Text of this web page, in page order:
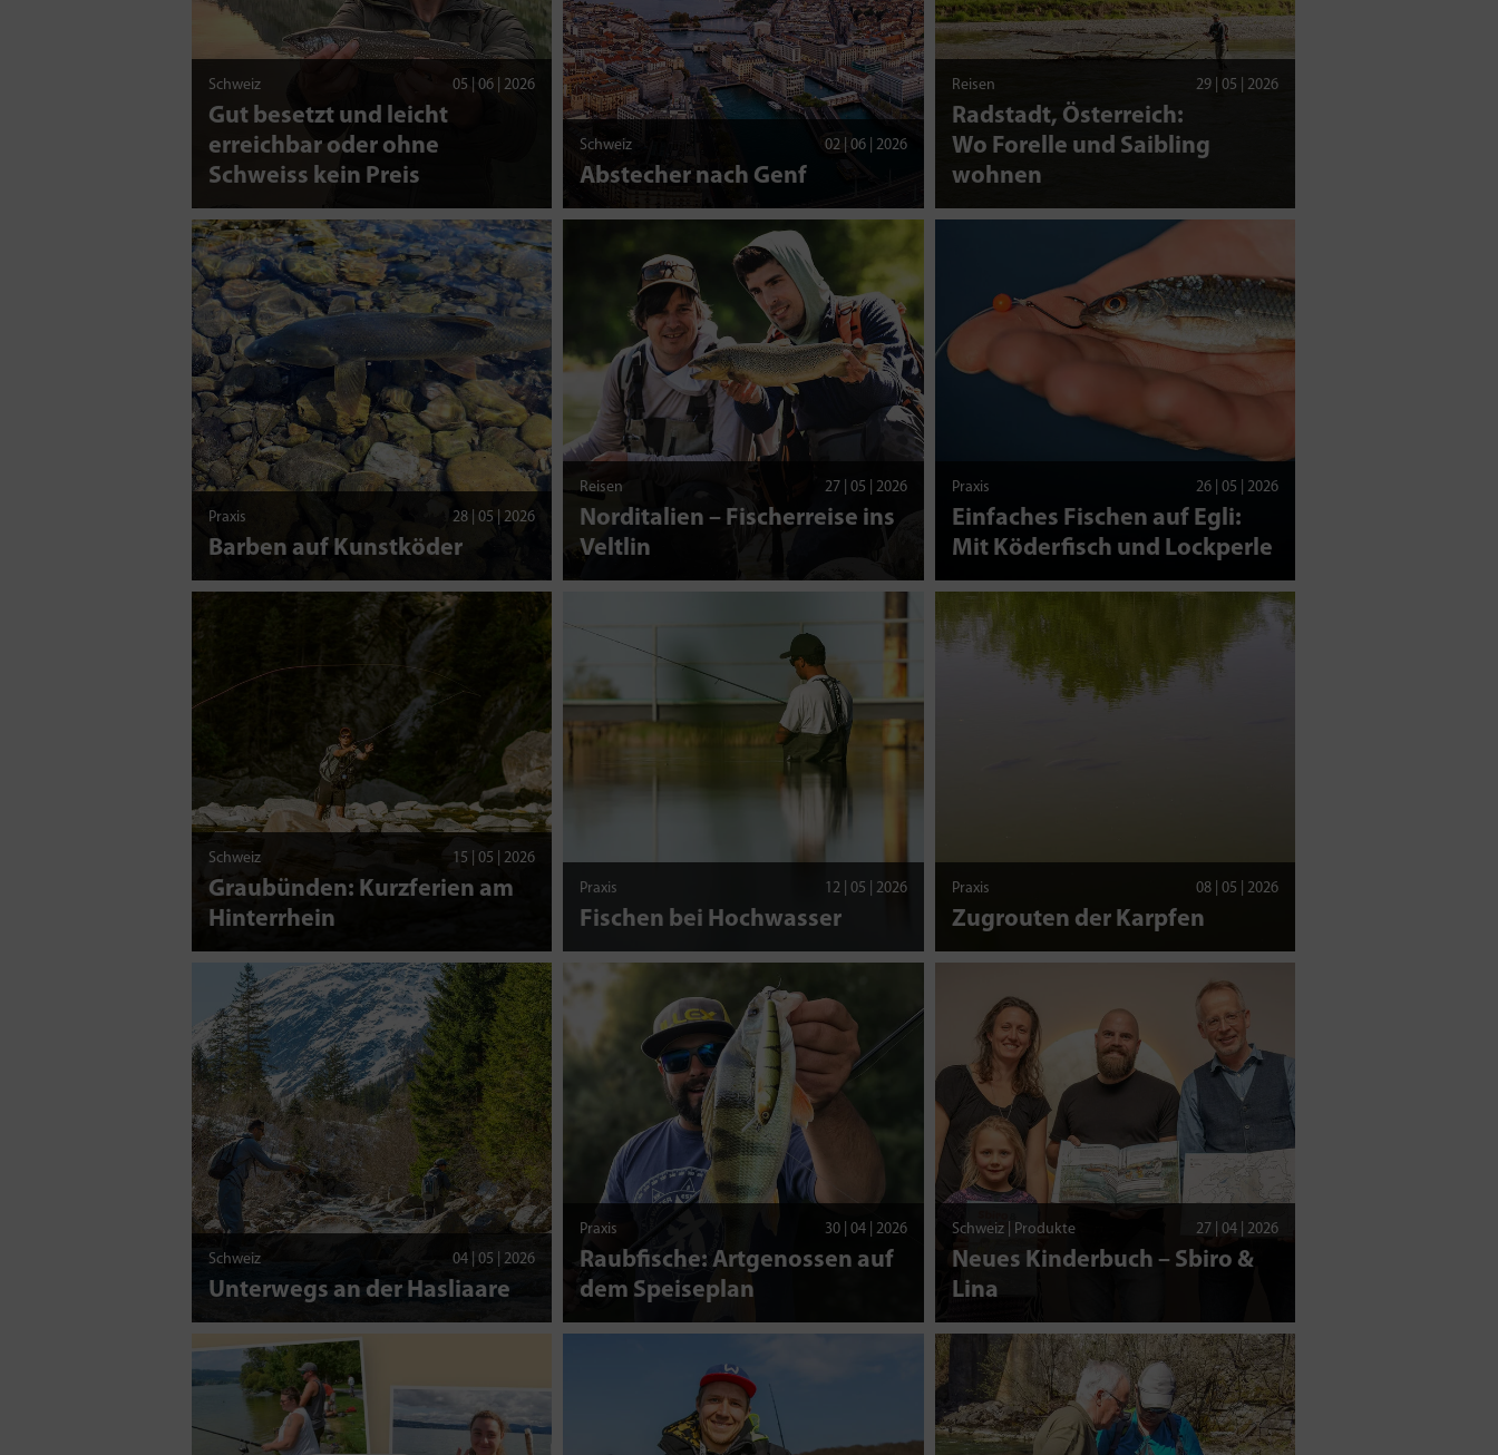
Schweiz 05 | 06 | 2026
Gut besetzt und leicht
erreichbar oder ohne
Schweiss kein Preis
Schweiz 02 | 06 | 2026
Abstecher nach Genf
Reisen 29 | 05 | 2026
Radstadt, Österreich:
Wo Forelle und Saibling
wohnen
Praxis 28 | 05 | 2026
Barben auf Kunstköder
Reisen 27 | 05 | 2026
Norditalien – Fischerreise ins
Veltlin
Praxis 26 | 05 | 2026
Einfaches Fischen auf Egli:
Mit Köderfisch und Lockperle
Schweiz 15 | 05 | 2026
Graubünden: Kurzferien am
Hinterrhein
Praxis 12 | 05 | 2026
Fischen bei Hochwasser
Praxis 08 | 05 | 2026
Zugrouten der Karpfen
Schweiz 04 | 05 | 2026
Unterwegs an der Hasliaare
Praxis 30 | 04 | 2026
Raubfische: Artgenossen auf
dem Speiseplan
Schweiz | Produkte 27 | 04 | 2026
Neues Kinderbuch – Sbiro &
Lina